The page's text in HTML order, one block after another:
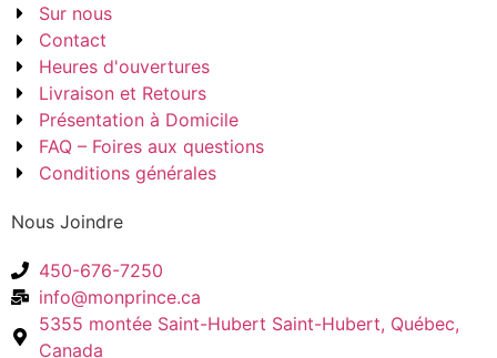
Sur nous
Contact
Heures d'ouvertures
Livraison et Retours
Présentation à Domicile
FAQ – Foires aux questions
Conditions générales
Nous Joindre
450-676-7250
info@monprince.ca
5355 montée Saint-Hubert Saint-Hubert, Québec,
Canada